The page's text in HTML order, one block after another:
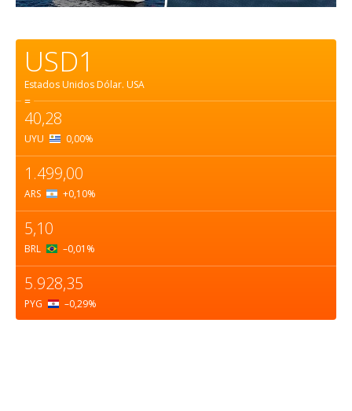
USD1
Estados Unidos Dólar. USA
=
40,28
UYU 0,00%
1.499,00
ARS +0,10%
5,10
BRL –0,01 %
5.928,35
PYG –0,29%